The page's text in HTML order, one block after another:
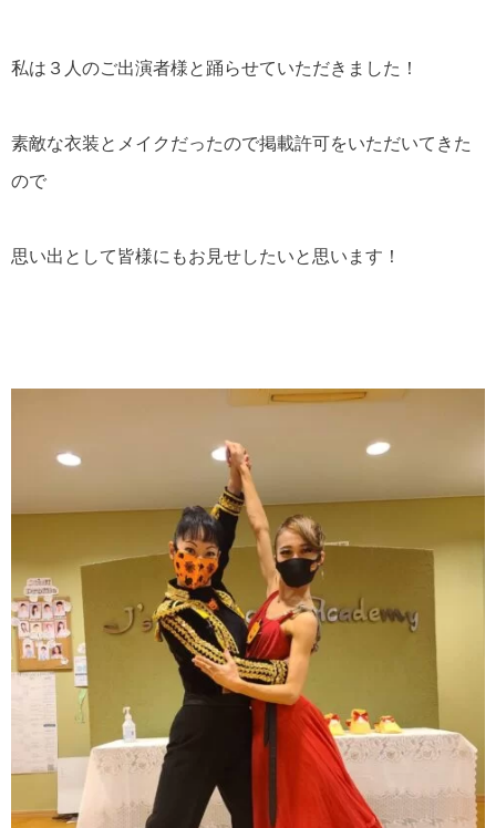
私は３人のご出演者様と踊らせていただきました！
素敵な衣装とメイクだったので掲載許可をいただいてきた
ので
思い出として皆様にもお見せしたいと思います！